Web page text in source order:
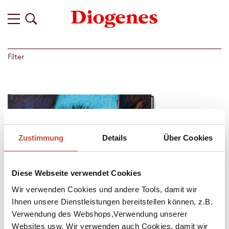
Zustimmung Details Über Cookies
Diese Webseite verwendet Cookies
Wir verwenden Cookies und andere Tools, damit wir
Ihnen unsere Dienstleistungen bereitstellen können, z.B.
Verwendung des Webshops,Verwendung unserer
Websites usw. Wir verwenden auch Cookies, damit wir
Filter